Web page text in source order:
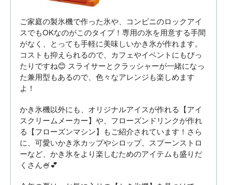
ご家庭の製氷機で作った氷や、コンビニのロックアイ
スでもOKなのがこのタイプ！専用の氷を用意する手間
がなく、とっても手軽に美味しいかき氷が作れます。
コストも抑えられるので、カフェやイベントにもぴっ
たりですね😊 スライサーとクラッシャーが一緒になっ
た兼用型もあるので、色々なアレンジも楽しめます
よ！
かき氷機以外にも、オリジナルアイスが作れる【アイ
スクリームメーカー】や、フローズンドリンクが作れ
る【フローズンマシン】もご紹介されています！さら
に、可愛いかき氷カップやシロップ、スプーンストロ
ーなど、かき氷をより楽しむためのアイテムも盛りだ
くさん🍧💕